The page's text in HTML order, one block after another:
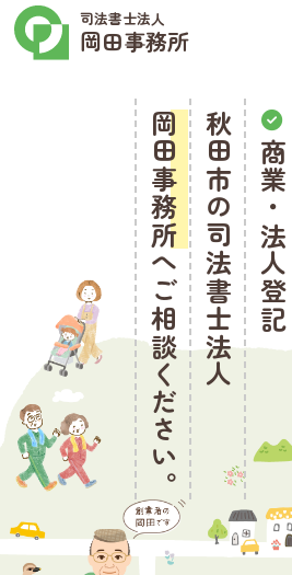
司法書士法人
岡田事務所
商業・法人登記
秋田市の司法書士法人
岡田事務所
へご相談ください。